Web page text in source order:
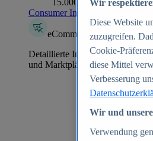
Consumer Insights entdecken
eCommerce Insights
Detaillierte Informationen zu
und Marktplätzen
Wir
Diese Website
zuzugreifen.
Cookie-
diese Mittel
Verbesserung
Wir und
Verwendung